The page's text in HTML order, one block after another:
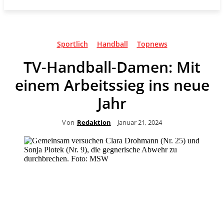
Sportlich Handball Topnews
TV-Handball-Damen: Mit
einem Arbeitssieg ins neue
Jahr
Von Redaktion Januar 21, 2024